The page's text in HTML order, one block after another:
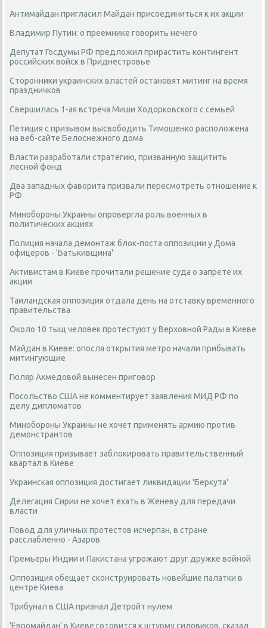
Антимайдан пригласил Майдан присоединиться к их акции
Владимир Путин: о преемнике говорить нечего
Депутат Госдумы РФ предложил прирастить контингент
российских войск в Приднестровье
Сторонники украинских властей остановят митинг на время
праздничков
Свершилась 1-ая встреча Миши Ходорковского с семьей
Петиция с призывом высвободить Тимошенко расположена
на веб-сайте Белоснежного дома
Власти разработали стратегию, призванную защитить
лесной фонд
Два западных фаворита призвали пересмотреть отношение к
РФ
Минобороны Украины опровергла роль военных в
политических акциях
Полиция начала демонтаж блок-поста оппозиции у Дома
офицеров - 'Батькивщина'
Активистам в Киеве прочитали решение суда о запрете их
акции
Таиландская оппозиция отдала день на отставку временного
правительства
Около 10 тыщ человек протестуют у Верховной Рады в Киеве
Майдан в Киеве: опосля открытия метро начали прибывать
митингующие
Гюляр Ахмедовой вынесен приговор
Посольство США не комментирует заявления МИД РФ по
делу дипломатов
Минобороны Украины не хочет применять армию против
демонстрантов
Оппозиция призывает заблокировать правительственный
квартал в Киеве
Украинская оппозиция достигает ликвидации 'Беркута'
Делегация Сирии не хочет ехать в Женеву для передачи
власти
Повод для уличных протестов исчерпан, в стране
расслабленно - Азаров
Премьеры Индии и Пакистана угрожают друг дружке войной
Оппозиция обещает сконструировать новейшие палатки в
центре Киева
Трибунал в США признал Детройт нулем
'Евромайдан' в Киеве готовится к штурму силовиков, сказал